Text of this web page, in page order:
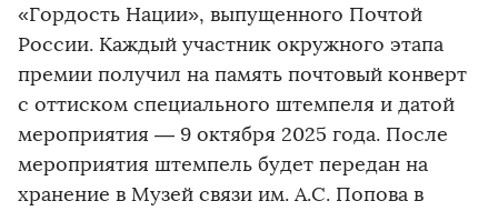
«Гордость Нации», выпущенного Почтой
России. Каждый участник окружного этапа
премии получил на память почтовый конверт
с оттиском специального штемпеля и датой
мероприятия — 9 октября 2025 года. После
мероприятия штемпель будет передан на
хранение в Музей связи им. А.С. Попова в